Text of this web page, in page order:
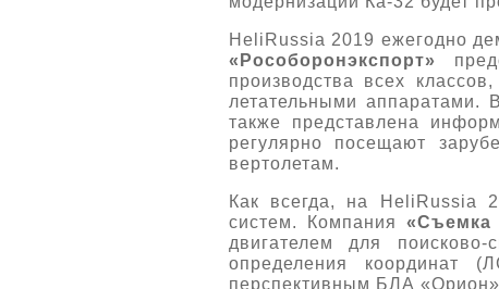
HeliRussia 2019 ежегодно
«Рособоронэкспорт»
производства всех
летательными
также представлена
регулярно посещают
вертолетам.
Как всегда, на HeliRussia
систем. Компания «Съемка
двигателем для
определения
перспективным БЛА